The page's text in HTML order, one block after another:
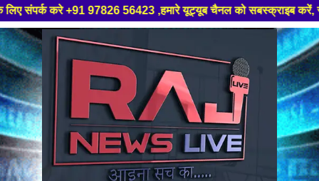
97826 56423 ,हमारे यूट्यूब चैनल को सबस्क्राइब करें, साथ मे हमारे
Skip
to
content